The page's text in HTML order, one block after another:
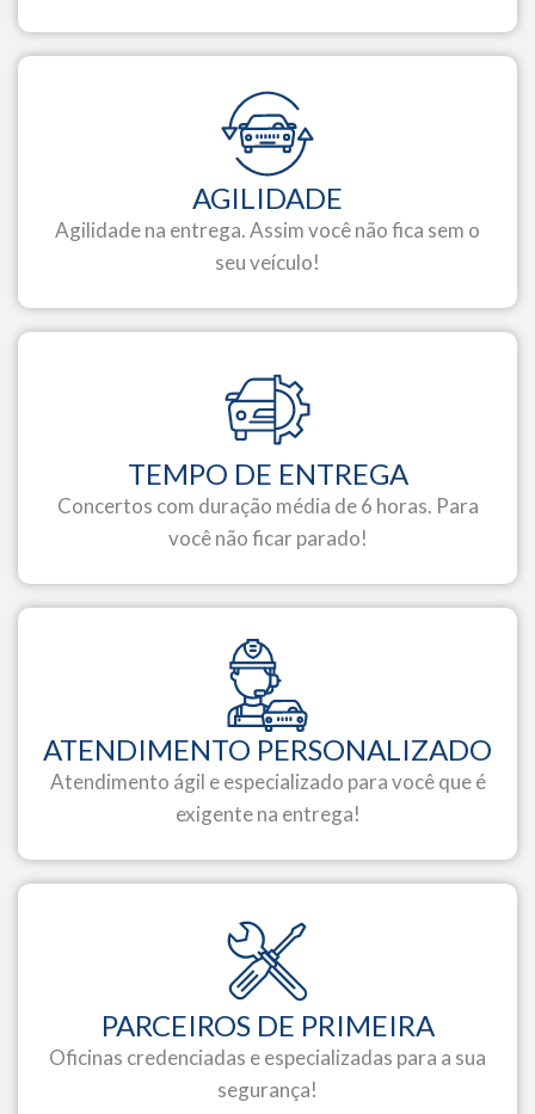
AGILIDADE
Agilidade na entrega. Assim você não fica sem o
seu veículo!
TEMPO DE ENTREGA
Concertos com duração média de 6 horas. Para
você não ficar parado!
ATENDIMENTO PERSONALIZADO
Atendimento ágil e especializado para você que é
exigente na entrega!
PARCEIROS DE PRIMEIRA
Oficinas credenciadas e especializadas para a sua
segurança!